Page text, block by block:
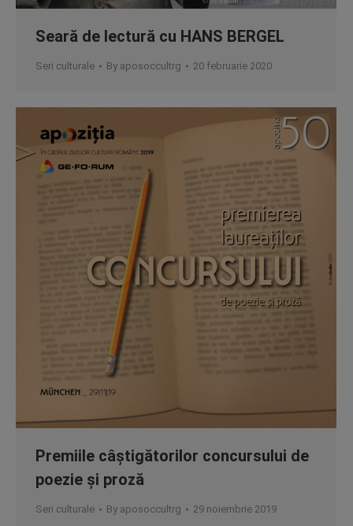
Seară de lectură cu HANS BERGEL
Seri culturale By aposoccultrg 20 februarie 2020
Premiile câștigătorilor concursului de
poezie și proză
Seri culturale By aposoccultrg 29 noiembrie 2019